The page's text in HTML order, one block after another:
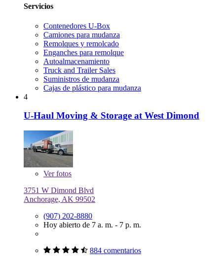
Servicios
Contenedores U-Box
Camiones para mudanza
Remolques y remolcado
Enganches para remolque
Autoalmacenamiento
Truck and Trailer Sales
Suministros de mudanza
Cajas de plástico para mudanza
4
U-Haul Moving & Storage at West Dimond
Verfotos
3751 W Dimond Blvd
Anchorage, AK 99502
(907) 202-8880
Hoy abierto de 7 a. m. - 7 p. m.
884 comentarios